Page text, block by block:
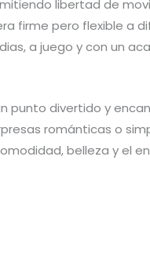
libertad de
firme pero flexible a
a juego y con un
punto divertido y
románticas o
belleza y el